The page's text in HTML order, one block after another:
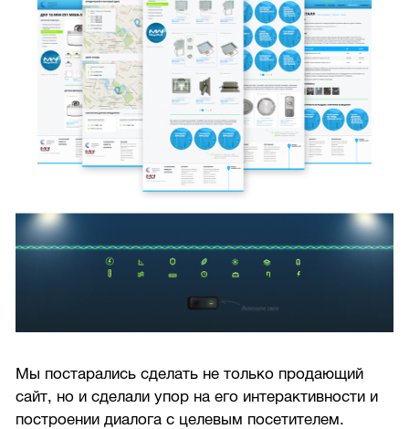
Мы постарались сделать не только продающий
сайт, но и сделали упор на его интерактивности и
построении диалога с целевым посетителем.